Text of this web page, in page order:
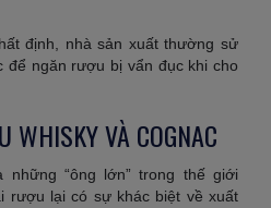
định, nhà sản xuất thường sử
để ngăn rượu bị vẩn đục khi cho
WHISKY VÀ COGNAC
những “ông lớn” trong thế giới
rượu lại có sự khác biệt về xuất